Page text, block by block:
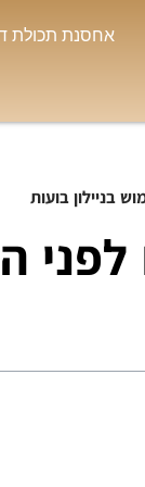
אחסנת תכולת
בניילון בועות
לפני
שי


חולון